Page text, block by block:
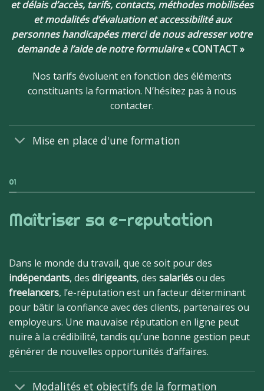
et délais d’accès, tarifs, contacts, méthodes mobilisées
et modalités d’évaluation et accessibilité aux
personnes handicapées merci de nous adresser votre
demande à l’aide de notre formulaire« CONTACT »
Nos tarifs évoluent en fonction des éléments
constituants la formation. N’hésitez pas à nous
contacter.
Mise en place d'une formation
01
Maîtriser sa e-reputation
Dans le monde du travail, que ce soit pour des
indépendants, des dirigeants, des salariésou des
freelancers, l’e-réputation est un facteur déterminant
pour bâtir la confiance avec des clients, partenaires ou
employeurs. Une mauvaise réputation en ligne peut
nuire à la crédibilité, tandis qu’une bonne gestion peut
générer de nouvelles opportunités d’affaires.
Modalités et objectifs de la formation